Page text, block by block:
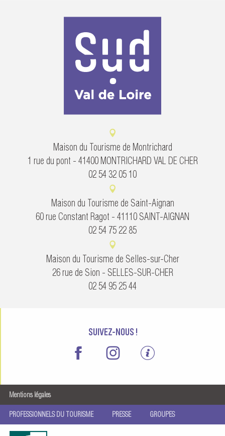
Maison du Tourisme de Montrichard
1 rue du pont - 41400 MONTRICHARD VAL DE CHER
02 54 32 05 10
Maison du Tourisme de Saint-Aignan
60 rue Constant Ragot - 41110 SAINT-AIGNAN
02 54 75 22 85
Maison du Tourisme de Selles-sur-Cher
26 rue de Sion - SELLES-SUR-CHER
02 54 95 25 44
SUIVEZ-NOUS !
Mentions légales
PROFESSIONNELS DU TOURISME PRESSE GROUPES